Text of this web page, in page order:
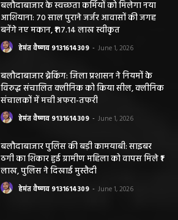
बलौदाबाजार के स्वच्छता कर्मियों को मिलेगा नया
आशियाना: 70 साल पुराने जर्जर आवासों की जगह
बनेंगे नए मकान, ₹117.14 लाख स्वीकृत
हेमंत वैष्णव 9131614309 - June 1, 2026
बलौदाबाजार ब्रेकिंग: जिला प्रशासन ने नियमों के
विरुद्ध संचालित क्लीनिक को किया सील, क्लीनिक
संचालकों में मची अफरा-तफरी
हेमंत वैष्णव 9131614309 - June 1, 2026
बलौदाबाजार पुलिस की बड़ी कामयाबी: साइबर
ठगी का शिकार हुई ग्रामीण महिला को वापस मिले ₹1
लाख, पुलिस ने दिखाई मुस्तैदी
हेमंत वैष्णव 9131614309 - June 1, 2026